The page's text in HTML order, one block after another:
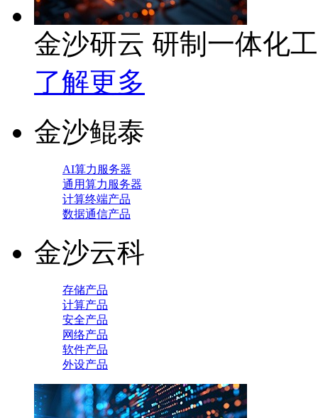
金沙研云 研制一体化
了解更多
金沙鲲泰
AI算力服务器
通用算力服务器
计算终端产品
数据通信产品
金沙云科
存储产品
计算产品
安全产品
网络产品
软件产品
外设产品